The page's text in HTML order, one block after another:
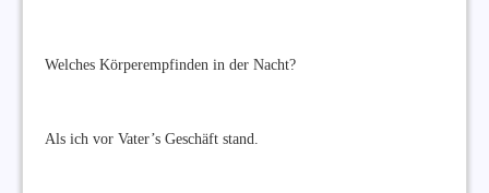
Welches Körperempfinden in der Nacht?
Als ich vor Vater’s Geschäft stand.